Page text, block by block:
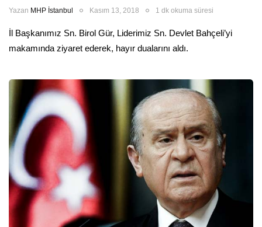
Yazan MHP İstanbul Kasım 13, 2018 1 dk okuma süresi
İl Başkanımız Sn. Birol Gür, Liderimiz Sn. Devlet Bahçeli’yi
makamında ziyaret ederek, hayır dualarını aldı.